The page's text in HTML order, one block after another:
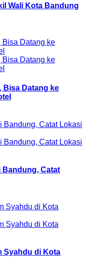
Wali Kota Bandung
Bisa Datang ke
Bandung, Catat
Syahdu di Kota